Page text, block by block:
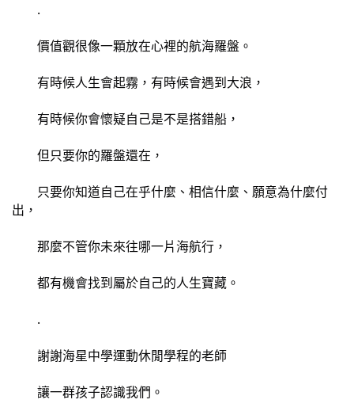
	.
	價值觀很像一顆放在心裡的航海羅盤。
	有時候人生會起霧，有時候會遇到大浪，
	有時候你會懷疑自己是不是搭錯船，
	但只要你的羅盤還在，
出，
	那麼不管你未來往哪一片海航行，
	都有機會找到屬於自己的人生寶藏。
	.
	謝謝海星中學運動休閒學程的老師
	讓一群孩子認識我們。